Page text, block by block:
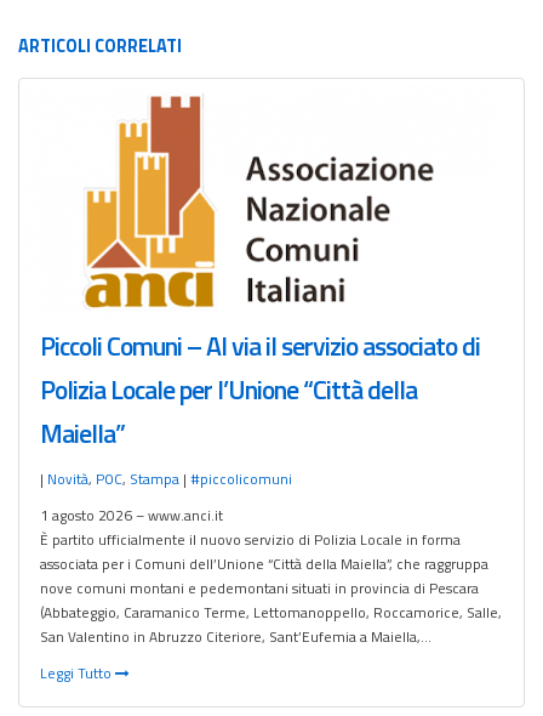
ARTICOLI CORRELATI
Piccoli Comuni – Al via il servizio associato di
Polizia Locale per l’Unione “Città della
Maiella”
| Novità, POC, Stampa | #piccolicomuni
1 agosto 2026 – www.anci.it
È partito ufficialmente il nuovo servizio di Polizia Locale in forma
associata per i Comuni dell’Unione “Città della Maiella”, che raggruppa
nove comuni montani e pedemontani situati in provincia di Pescara
(Abbateggio, Caramanico Terme, Lettomanoppello, Roccamorice, Salle,
San Valentino in Abruzzo Citeriore, Sant’Eufemia a Maiella,…
Leggi Tutto